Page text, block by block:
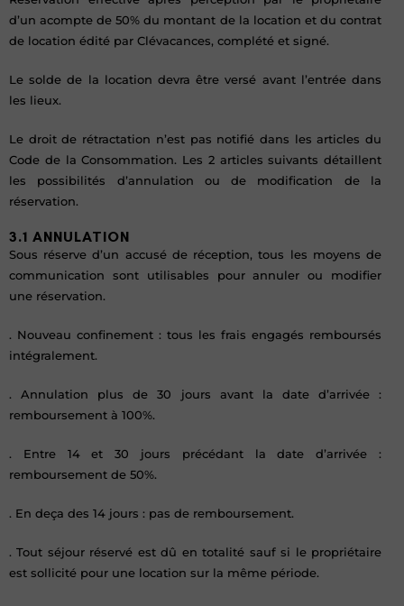
d’un acompte de 50% du montant de la location et du contrat
de location édité par Clévacances, complété et signé.
Le solde de la location devra être versé avant l’entrée dans
les lieux.
Le droit de rétractation n’est pas notifié dans les articles du
Code de la Consommation. Les 2 articles suivants détaillent
les possibilités d’annulation ou de modification de la
réservation.
3.1 ANNULATION
Sous réserve d’un accusé de réception, tous les moyens de
communication sont utilisables pour annuler ou modifier
une réservation.
. Nouveau confinement : tous les frais engagés remboursés
intégralement.
. Annulation plus de 30 jours avant la date d’arrivée :
remboursement à 100%.
. Entre 14 et 30 jours précédant la date d’arrivée :
remboursement de 50%.
. En deça des 14 jours : pas de remboursement.
. Tout séjour réservé est dû en totalité sauf si le propriétaire
est sollicité pour une location sur la même période.